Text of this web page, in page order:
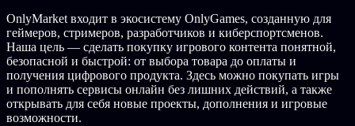
OnlyMarket входит в экосистему OnlyGames, созданную для
геймеров, стримеров, разработчиков и киберспортсменов.
Наша цель — сделать покупку игрового контента понятной,
безопасной и быстрой: от выбора товара до оплаты и
получения цифрового продукта. Здесь можно покупать игры
и пополнять сервисы онлайн без лишних действий, а также
открывать для себя новые проекты, дополнения и игровые
возможности.